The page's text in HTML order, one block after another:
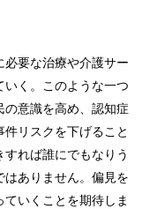
要な治療や介護サー
いく。このような一つ
意識を高め、認知症
リスクを下げること
れば誰にでもなりう
はありません。偏見を
いくことを期待しま